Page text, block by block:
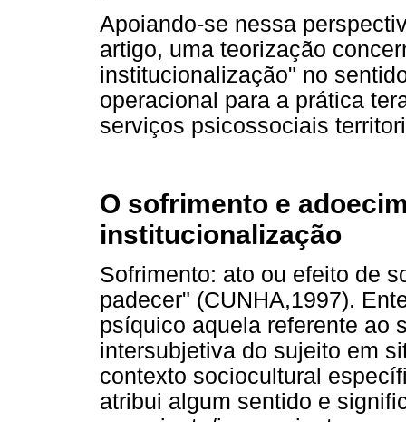
Apoiando-se nessa
artigo, uma teorização
institucionalização" no
operacional para a prática
serviços psicossociais
O sofrimento e
institucionalização
Sofrimento: ato ou efeito de
padecer" (CUNHA,1997).
psíquico aquela referente ao
intersubjetiva do sujeito em
contexto sociocultural
atribui algum sentido e